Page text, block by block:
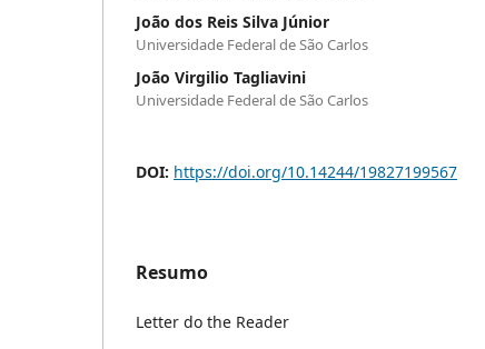
João dos Reis Silva Júnior
Universidade Federal de São Carlos
João Virgilio Tagliavini
Universidade Federal de São Carlos
DOI: https://doi.org/10.14244/19827199567
Resumo
Letter do the Reader